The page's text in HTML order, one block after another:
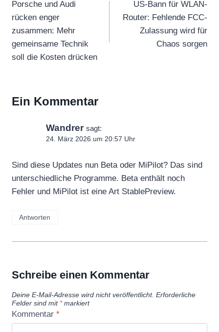
Porsche und Audi
rücken enger
zusammen: Mehr
gemeinsame Technik
soll die Kosten drücken
US-Bann für WLAN-
Router: Fehlende FCC-
Zulassung wird für
Chaos sorgen
Ein Kommentar
Wandrer sagt:
24. März 2026 um 20:57 Uhr
Sind diese Updates nun Beta oder MiPilot? Das sind
unterschiedliche Programme. Beta enthält noch
Fehler und MiPilot ist eine Art StablePreview.
Antworten
Schreibe einen Kommentar
Deine E-Mail-Adresse wird nicht veröffentlicht. Erforderliche
Felder sind mit *markiert
Kommentar *